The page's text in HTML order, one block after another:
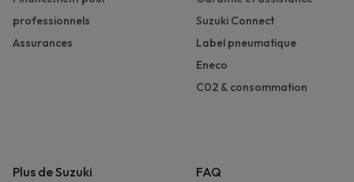
professionnels
Assurances
Suzuki Connect
Label pneumatique
Eneco
C02 & consommation
Plus de Suzuki FAQ